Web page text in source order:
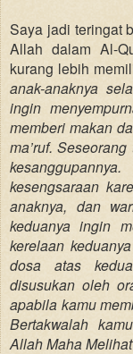
Saya jadi teringat
Allah dalam Al-
kurang lebih
anak-anaknya
ingin
memberi makan
ma’ruf.
kesengsaraan
anaknya, dan
keduanya ingin
kerelaan
dosa atas
disusukan oleh
apabila kamu
Bertakwalah
Allah Maha